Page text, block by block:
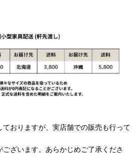
おりますが、実店舗での販売も行って
ざいます。あらかじめご了承くださ